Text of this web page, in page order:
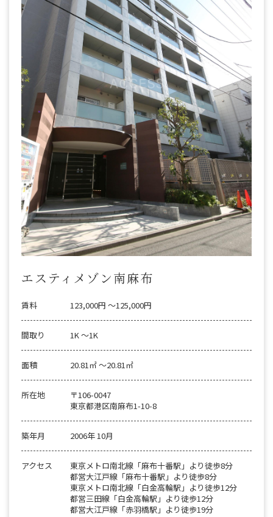
エスティメゾン南麻布
賃料 123,000円 〜125,000円
間取り 1K 〜1K
面積 20.81㎡ 〜20.81㎡
所在地
〒106-0047
東京都港区南麻布1-10-8
築年月 2006年 10月
アクセス
東京メトロ南北線「麻布十番駅」より徒歩8分
都営大江戸線「麻布十番駅」より徒歩8分
東京メトロ南北線「白金高輪駅」より徒歩12分
都営三田線「白金高輪駅」より徒歩12分
都営大江戸線「赤羽橋駅」より徒歩19分